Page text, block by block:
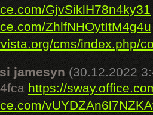
GjvSiklH78n4ky31
ZhlfNHOytItM4g4u
cms/index.php/
jamesyn (30.12.2022
https://